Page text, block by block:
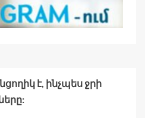
է, ինչպես ջրի